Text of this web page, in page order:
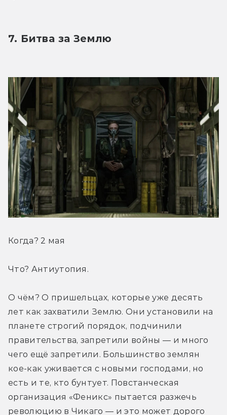
7. Битва за Землю
Когда? 2 мая
Что? Антиутопия.
О чём? О пришельцах, которые уже десять
лет как захватили Землю. Они установили на
планете строгий порядок, подчинили
правительства, запретили войны — и много
чего ещё запретили. Большинство землян
кое-как уживается с новыми господами, но
есть и те, кто бунтует. Повстанческая
организация «Феникс» пытается разжечь
революцию в Чикаго — и это может дорого